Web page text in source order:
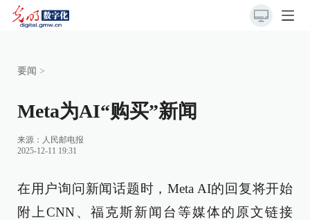
要闻 >
Meta为AI“购买”新闻
来源： 人民邮电报
2025-12-11 19:31
在用户询问新闻话题时，Meta AI的回复将开始
附上CNN、福克斯新闻台等媒体的原文链接